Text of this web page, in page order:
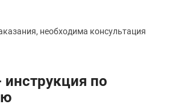
необходима консультация
по